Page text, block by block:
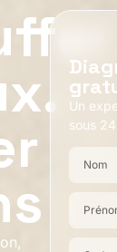
Un
sous 24